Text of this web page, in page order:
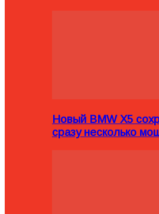
Новый BMW X5
сразу несколько